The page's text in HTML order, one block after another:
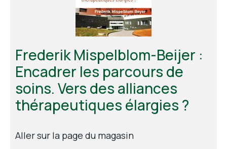
Frederik Mispelblom-Beijer :
Encadrer les parcours de
soins. Vers des alliances
thérapeutiques élargies ?
Aller sur la page du magasin